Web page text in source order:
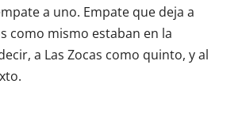
a uno. Empate que deja a
como mismo estaban en la
a Las Zocas como quinto, y al